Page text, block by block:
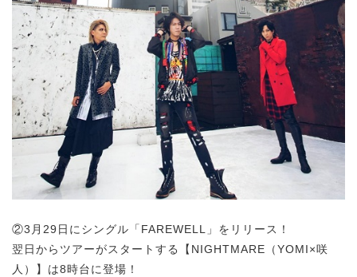
②3月29日にシングル「FAREWELL」をリリース！
翌日からツアーがスタートする【NIGHTMARE（YOMI×咲
人）】は8時台に登場！